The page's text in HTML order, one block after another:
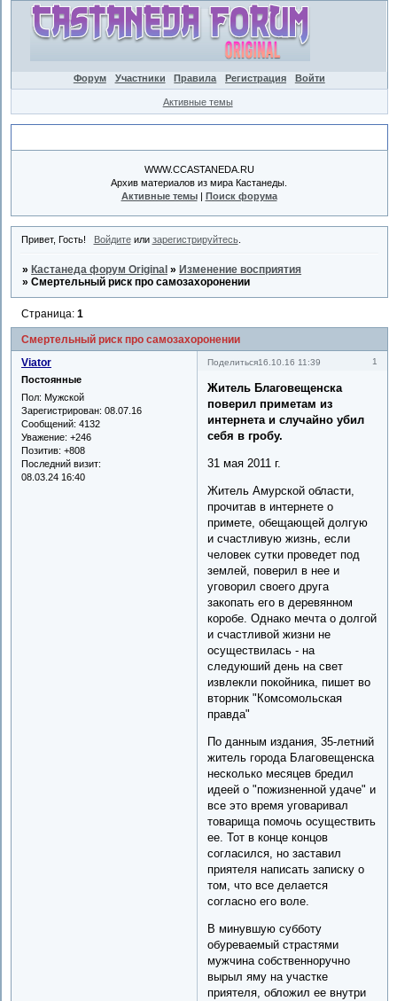
Форум Участники Правила Регистрация Войти
Активные темы
WWW.CCASTANEDA.RU
Архив материалов из мира Кастанеды.
Активные темы| Поиск форума
Привет, Гость! Войдитеили зарегистрируйтесь.
» Кастанеда форум Original » Изменение восприятия
»Смертельный риск про самозахоронении
Смертельный риск про самозахоронении
Страница:1
Поделиться 1
16.10.16 11:39
Viator
Постоянные
Пол: Мужской
Зарегистрирован: 08.07.16
Сообщений: 4132
Уважение: +246
Позитив: +808
Последний визит:
08.03.24 16:40
Житель Благовещенска
поверил приметам из
интернета и случайно убил
себя в гробу.
31 мая 2011 г.
Житель Амурской области,
прочитав в интернете о
примете, обещающей долгую
и счастливую жизнь, если
человек сутки проведет под
землей, поверил в нее и
уговорил своего друга
закопать его в деревянном
коробе. Однако мечта о долгой
и счастливой жизни не
осуществилась - на
следуюший день на свет
извлекли покойника, пишет во
вторник "Комсомольская
правда"
По данным издания, 35-летний
житель города Благовещенска
несколько месяцев бредил
идеей о "пожизненной удаче" и
все это время уговаривал
товарища помочь осуществить
ее. Тот в конце концов
согласился, но заставил
приятеля написать записку о
том, что все делается
согласно его воле.
В минувшую субботу
обуреваемый страстями
мужчина собственноручно
вырыл яму на участке
приятеля, обложил ее внутри